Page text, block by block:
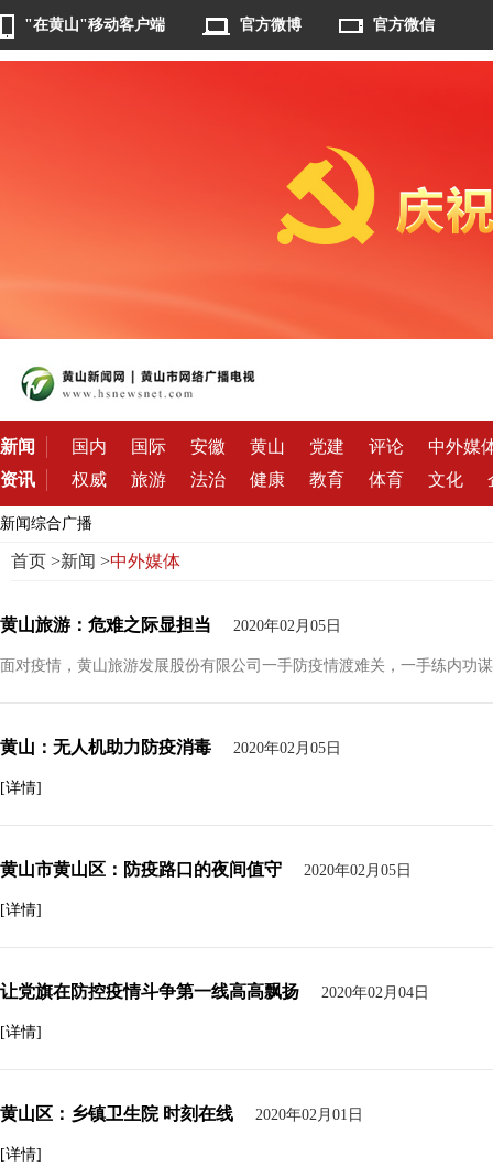
"在黄山"移动客户端 官方微博 官方微信
新闻 国内 国际 安徽 黄山 党建 评论
中外媒
资讯
权威 旅游 法治 健康 教育 体育 文化
新闻综合广播
首页>新闻 >中外媒体
黄山旅游：危难之际显担当 2020年02月05日
面对疫情，黄山旅游发展股份有限公司一手防疫情渡难关，一手练内功
黄山：无人机助力防疫消毒 2020年02月05日
[详情]
黄山市黄山区：防疫路口的夜间值守 2020年02月05日
[详情]
让党旗在防控疫情斗争第一线高高飘扬 2020年02月04日
[详情]
黄山区：乡镇卫生院 时刻在线 2020年02月01日
[详情]